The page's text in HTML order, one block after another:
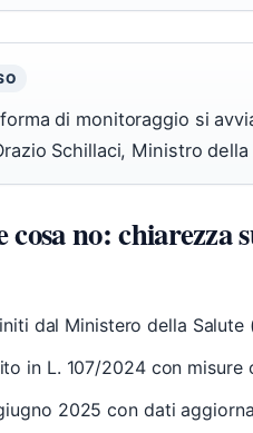
di monitoraggio si
Schillaci, Ministro della
cosa no: chiarezza
dal Ministero della Salute
in L. 107/2024 con misure
2025 con dati